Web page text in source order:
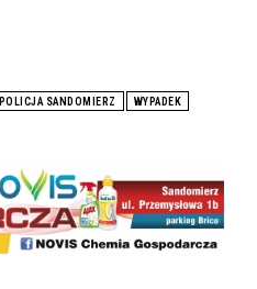
POLICJA SANDOMIERZ WYPADEK